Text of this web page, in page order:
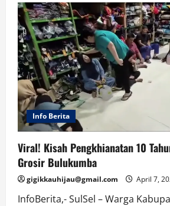
AS
Menguat
Global,
Rupiah
Ikut
Terseret
Info Berita
Viral! Kisah Pengkhianatan 10
Grosir Bulukumba
gigikkauhijau@gmail.com April 7,
InfoBerita,- SulSel – Warga